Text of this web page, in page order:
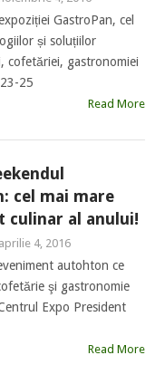
GastroPan, cel
și soluțiilor
cofetăriei, gastronomiei
25
Read More
cel mai mare
culinar al anului!
aprilie 4, 2016
autohton ce
şi gastronomie
Expo President
Read More